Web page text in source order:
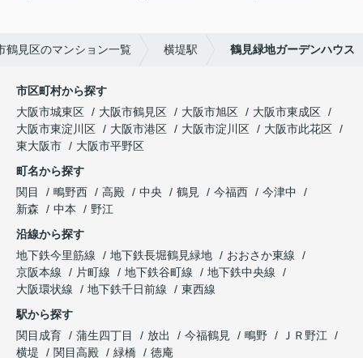
鶴見区のマンション一覧 横堤駅 鶴見緑地ガーデンハウス
市区町村から探す
大阪市城東区
大阪市鶴見区 大阪市旭区
大阪市東成区
大阪市東淀川区
大阪市港区 大阪市淀川区
大阪市此花区
東大阪市
大阪市平野区
町名から探す
関目
鴫野西 高殿 中央 鶴見 今福西
今津中
新森
中本
野江
沿線から探す
地下鉄今里筋線
地下鉄長堀鶴見緑地
おおさか東線
京阪本線
片町線 地下鉄谷町線
地下鉄中央線
大阪環状線
地下鉄千日前線
東西線
駅から探す
関目成育
蒲生四丁目 放出 今福鶴見 鴫野
ＪＲ野江
横堤
関目高殿 緑橋 徳庵